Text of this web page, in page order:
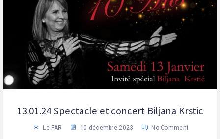
13.01.24 Spectacle et concert Biljana Krstic
Le FAR 10 décembre 2023 No Comment